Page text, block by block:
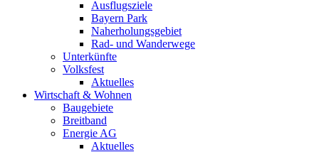
Ausflugsziele
Bayern Park
Naherholungsgebiet
Rad- und Wanderwege
Unterkünfte
Volksfest
Aktuelles
Wirtschaft & Wohnen
Baugebiete
Breitband
Energie AG
Aktuelles